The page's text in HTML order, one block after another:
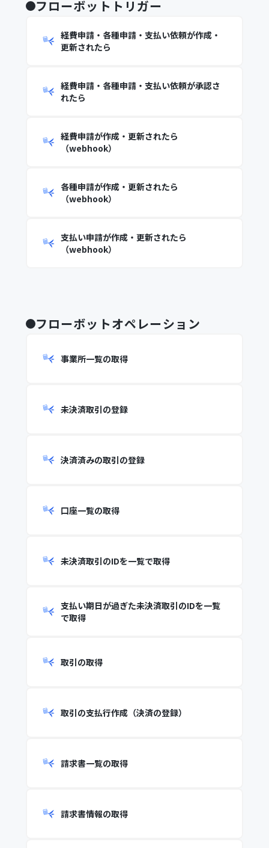
フローボットトリガー
経費申請・各種申請・支払い依頼が作成・
更新されたら
経費申請・各種申請・支払い依頼が承認さ
れたら
経費申請が作成・更新されたら
（webhook）
各種申請が作成・更新されたら
（webhook）
支払い申請が作成・更新されたら
（webhook）
フローボットオペレーション
事業所一覧の取得
未決済取引の登録
決済済みの取引の登録
口座一覧の取得
未決済取引のIDを一覧で取得
支払い期日が過ぎた未決済取引のIDを一覧
で取得
取引の取得
取引の支払行作成（決済の登録）
請求書一覧の取得
請求書情報の取得